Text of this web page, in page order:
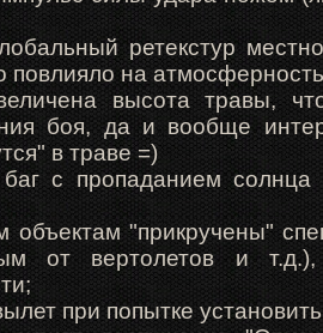
ретекстур
повлияло на
высота травы,
боя, да и вообще
в траве =)
с пропаданием солнца
объектам "прикручены"
от вертолетов и т.д.),
при попытке